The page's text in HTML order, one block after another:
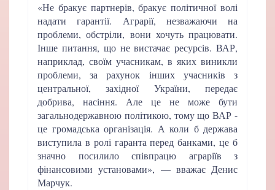
«Не бракує партнерів, бракує політичної волі
надати гарантії. Аграрії, незважаючи на
проблеми, обстріли, вони хочуть працювати.
Інше питання, що не вистачає ресурсів. ВАР,
наприклад, своїм учасникам, в яких виникли
проблеми, за рахунок інших учасників з
центральної, західної України, передає
добрива, насіння. Але це не може бути
загальнодержавною політикою, тому що ВАР -
це громадська організація. А коли б держава
виступила в ролі гаранта перед банками, це б
значно посилило співпрацю аграріїв з
фінансовими установами», — вважає Денис
Марчук.